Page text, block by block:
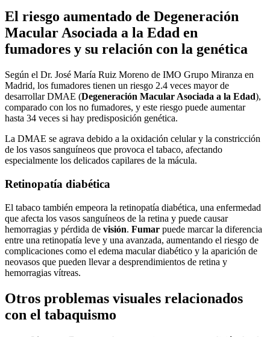
El riesgo aumentado de Degeneración
Macular Asociada a la Edad en
fumadores y su relación con la genética
Según el Dr. José María Ruiz Moreno de IMO Grupo Miranza en
Madrid, los fumadores tienen un riesgo 2.4 veces mayor de
desarrollar DMAE (Degeneración Macular Asociada a la Edad),
comparado con los no fumadores, y este riesgo puede aumentar
hasta 34 veces si hay predisposición genética.
La DMAE se agrava debido a la oxidación celular y la constricción
de los vasos sanguíneos que provoca el tabaco, afectando
especialmente los delicados capilares de la mácula.
Retinopatía diabética
El tabaco también empeora la retinopatía diabética, una enfermedad
que afecta los vasos sanguíneos de la retina y puede causar
hemorragias y pérdida de visión. Fumar puede marcar la diferencia
entre una retinopatía leve y una avanzada, aumentando el riesgo de
complicaciones como el edema macular diabético y la aparición de
neovasos que pueden llevar a desprendimientos de retina y
hemorragias vítreas.
Otros problemas visuales relacionados
con el tabaquismo